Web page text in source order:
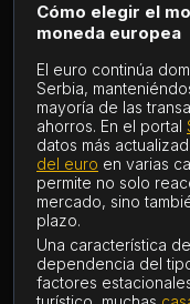
Cómo elegir el
moneda europea
El euro continúa
Serbia,
mayoría de las
ahorros. En el portal
datos más
del euro en varias
permite no solo
mercado, sino
plazo.
Una característica
dependencia del
factores